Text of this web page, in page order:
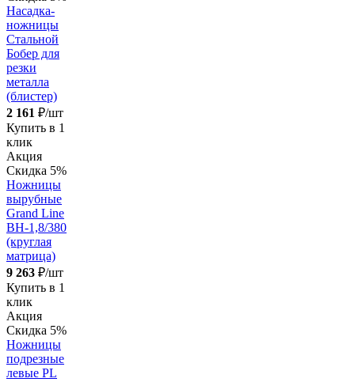
Насадка-
ножницы
Стальной
Бобер для
резки
металла
(блистер)
2 161 ₽/шт
Купить в 1
клик
Акция
Скидка 5%
Ножницы
вырубные
Grand Line
ВН-1,8/380
(круглая
матрица)
9 263 ₽/шт
Купить в 1
клик
Акция
Скидка 5%
Ножницы
подрезные
левые PL